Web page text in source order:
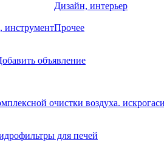
инструмент
Дизайн, интерьер
Прочее
объявление
очистки воздуха.
для печей